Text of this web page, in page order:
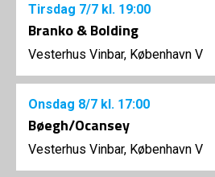
Tirsdag 7/7 kl. 19:00
Branko & Bolding
Vesterhus Vinbar, København V
Onsdag 8/7 kl. 17:00
Bøegh/Ocansey
Vesterhus Vinbar, København V